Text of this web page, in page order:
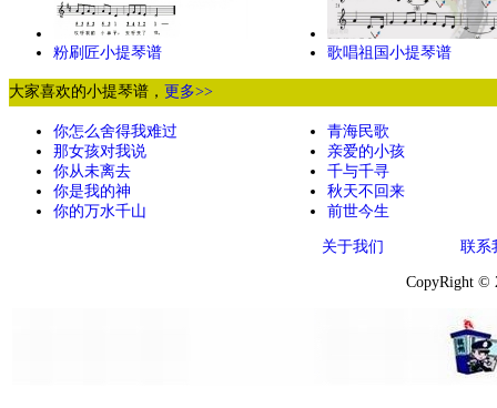
粉刷匠小提琴谱 歌唱祖国小提琴谱
大家喜欢的小提琴谱， 更多>>
你怎么舍得我难过
那女孩对我说
你从未离去
你是我的神
你的万水千山
青海民歌
亲爱的小孩
千与千寻
秋天不回来
前世今生
关于我们 联系
CopyRight ©